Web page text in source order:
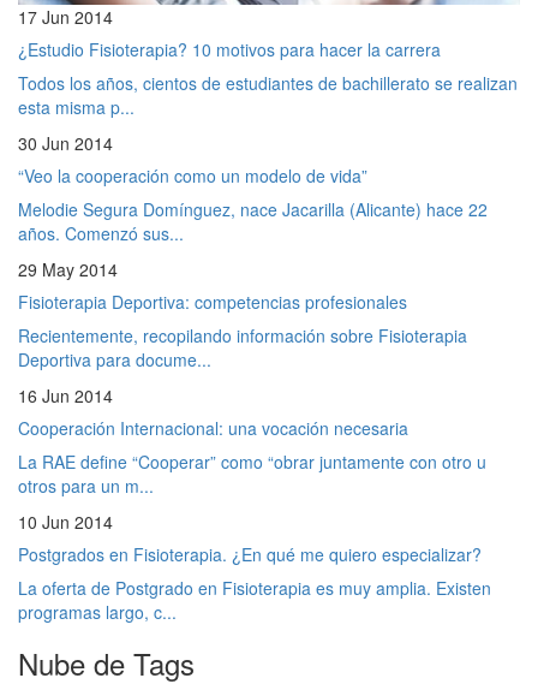
17 Jun 2014
¿Estudio Fisioterapia? 10 motivos para hacer la carrera
Todos los años, cientos de estudiantes de bachillerato se realizan
esta misma p...
30 Jun 2014
“Veo la cooperación como un modelo de vida”
Melodie Segura Domínguez, nace Jacarilla (Alicante) hace 22
años. Comenzó sus...
29 May 2014
Fisioterapia Deportiva: competencias profesionales
Recientemente, recopilando información sobre Fisioterapia
Deportiva para docume...
16 Jun 2014
Cooperación Internacional: una vocación necesaria
La RAE define “Cooperar” como “obrar juntamente con otro u
otros para un m...
10 Jun 2014
Postgrados en Fisioterapia. ¿En qué me quiero especializar?
La oferta de Postgrado en Fisioterapia es muy amplia. Existen
programas largo, c...
Nube de Tags